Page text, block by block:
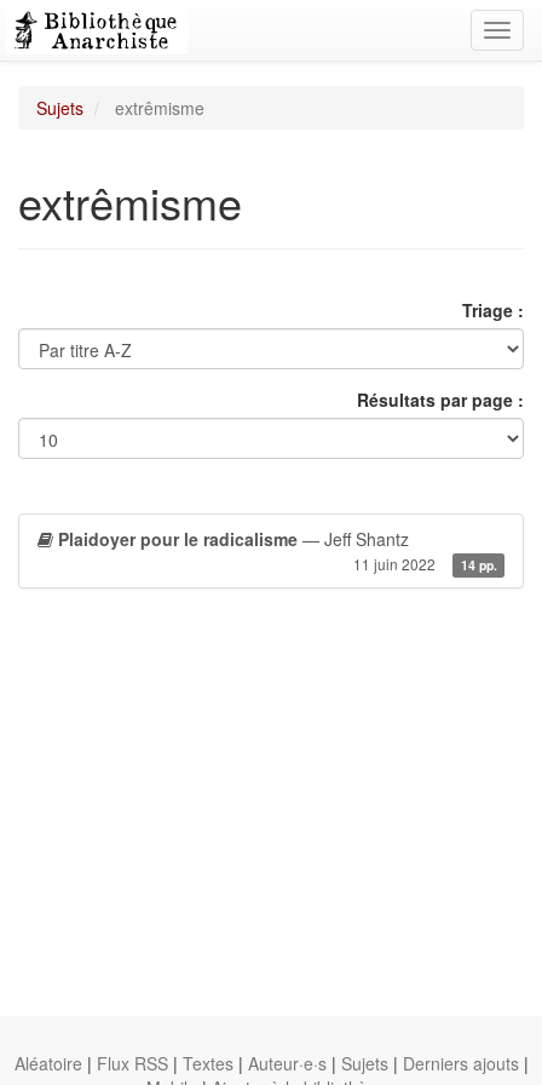
Sujets extrêmisme
extrêmisme
Triage :
Résultats par page :
Plaidoyer pour le radicalisme — Jeff Shantz
11 juin 2022 14 pp.
Aléatoire | Flux RSS | Textes | Auteur·e·s | Sujets | Derniers ajouts |